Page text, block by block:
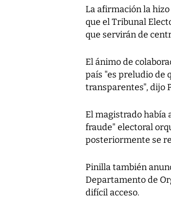
La afirmación la
que el Tribunal
que servirán de
El ánimo de
país "es preludio de
transparentes", dijo
El magistrado había
fraude" electoral
posteriormente se
Pinilla también
Departamento de
difícil acceso.